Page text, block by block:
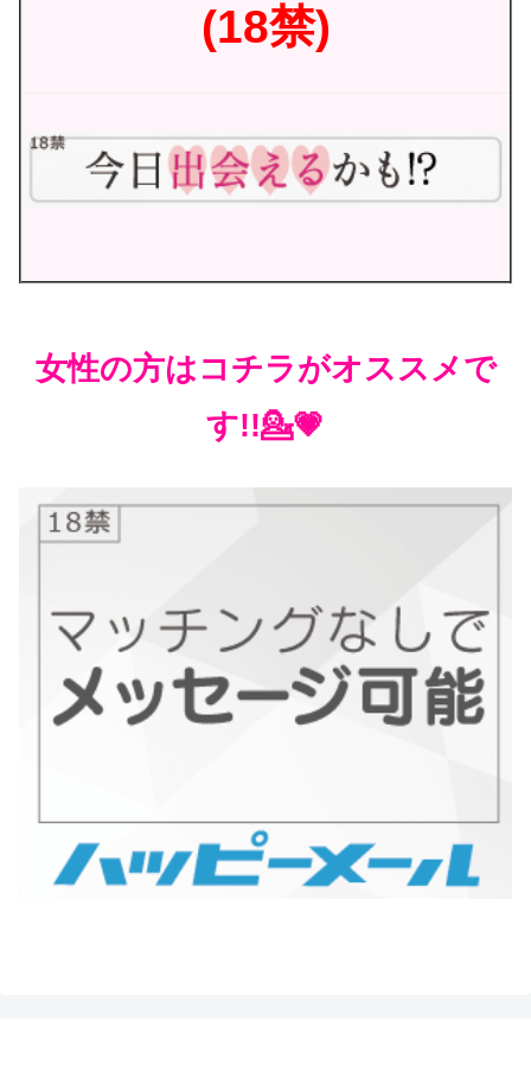
(18禁)
女性の方はコチラがオススメで
す!!💁💗